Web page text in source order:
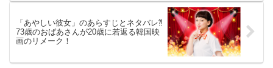
「あやしい彼女」のあらすじとネタバレ⁈
73歳のおばあさんが20歳に若返る韓国映
画のリメーク！